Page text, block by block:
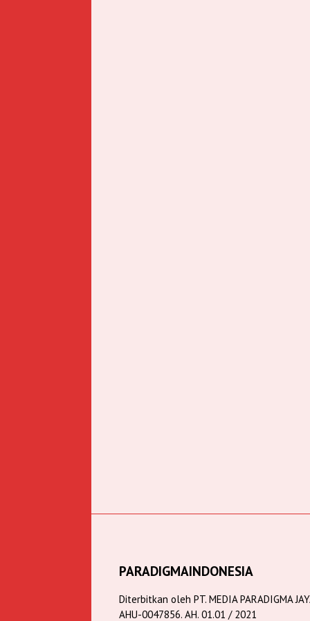
PARADIGMAINDONESIA
Diterbitkan oleh PT. MEDIA PARADIGMA
AHU-0047856. AH. 01.01 / 2021